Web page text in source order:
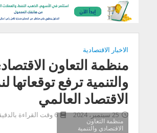
الاخبار الاقتصادية
منظمة التعاون
والتنمية ترفع توقعاتها
الاقتصاد العالمي
25 سبتمبر، 2024 6 وقت القراءة بالدقيقة
منظمة التعاون
الاقتصادي والتنمية